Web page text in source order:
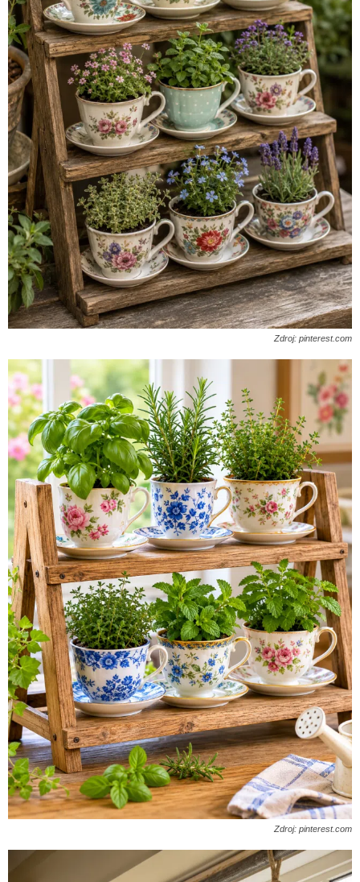
Zdroj: pinterest.com
Zdroj: pinterest.com